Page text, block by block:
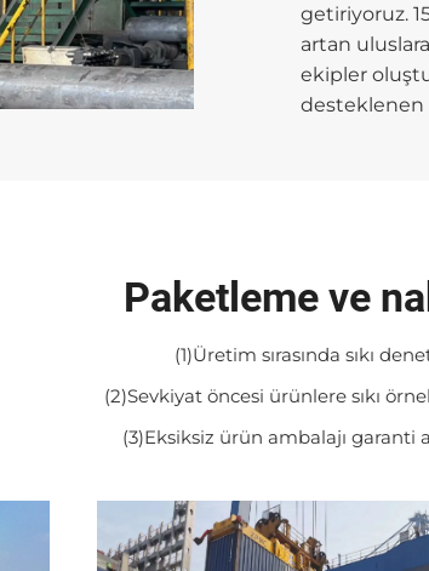
getiriyoruz.
artan
ekipler
desteklenen
Paketleme ve
(1)Üretim sırasında sıkı
(2)Sevkiyat öncesi ürünlere sıkı
(3)Eksiksiz ürün ambalajı garanti